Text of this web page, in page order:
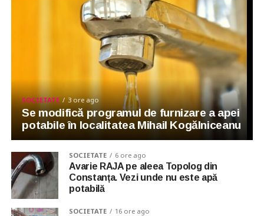
SOCIETATE 3 ore ago
Se modifică programul de furnizare a apei
potabile în localitatea Mihail Kogălniceanu
SOCIETATE 6 ore ago
Avarie RAJA pe aleea Topolog din
Constanța. Vezi unde nu este apă
potabilă
SOCIETATE 16 ore ago